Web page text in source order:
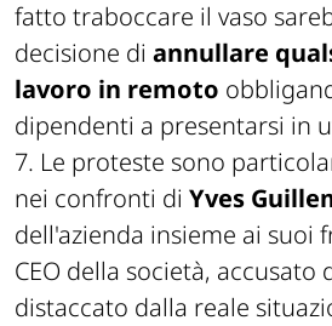
fatto traboccare il vaso
decisione di annullare
lavoro in remoto
dipendenti a presentarsi in
7. Le proteste sono
nei confronti di Yves
dell'azienda insieme ai suoi
CEO della società, accusato
distaccato dalla reale